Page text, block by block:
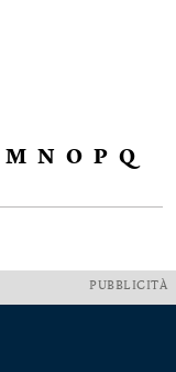
M N O P Q
PUBBLICITÀ